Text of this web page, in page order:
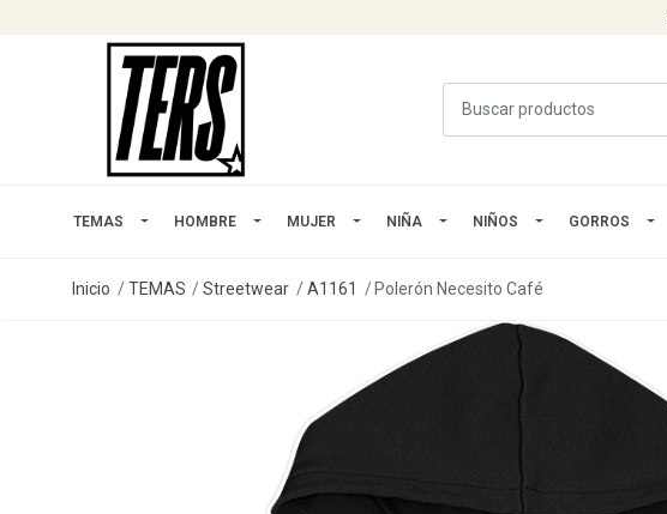
TEMAS HOMBRE MUJER NIÑA NIÑOS GORROS
Inicio TEMAS Streetwear A1161 Polerón Necesito Café